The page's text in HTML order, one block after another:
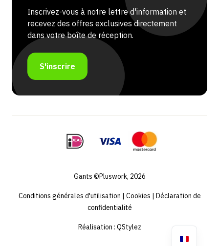
Inscrivez-vous à notre lettre d'information et
recevez des offres exclusives directement
dans votre boîte de réception.
S'inscrire
Gants ©Pluswork, 2026
Conditions générales d'utilisation | Cookies | Déclaration de
confidentialité
Réalisation : QStylez